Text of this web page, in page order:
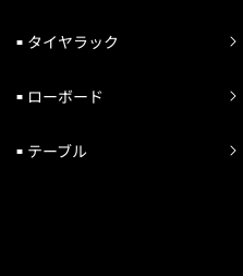
タイヤラック
ローボード
テーブル